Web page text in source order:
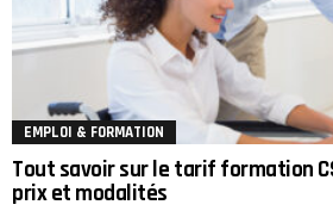
EMPLOI & FORMATION
Tout savoir sur le tarif formation
prix et modalités